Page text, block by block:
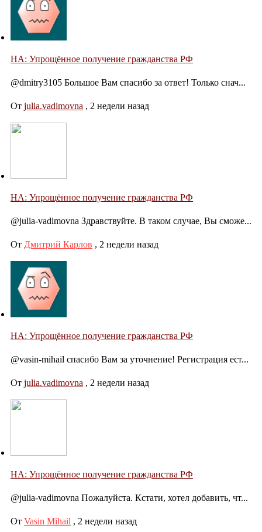
НА: Упрощённое получение гражданства РФ
@dmitry3105 Большое Вам спасибо за ответ! Только снач...
От julia.vadimovna , 2 недели назад
НА: Упрощённое получение гражданства РФ
@julia-vadimovna Здравствуйте. В таком случае, Вы сможе...
От Дмитрий Карлов , 2 недели назад
НА: Упрощённое получение гражданства РФ
@vasin-mihail спасибо Вам за уточнение! Регистрация ест...
От julia.vadimovna , 2 недели назад
НА: Упрощённое получение гражданства РФ
@julia-vadimovna Пожалуйста. Кстати, хотел добавить, чт...
От Vasin Mihail , 2 недели назад